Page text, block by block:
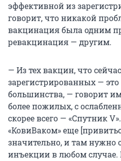
эффективной из
говорит, что никакой
вакцинация была одним
ревакцинация — другим.
— Из тех вакцин, что
зарегистрированных —
большинства, — говорит
более пожилых, с
скорее всего — «Спутник
«КовиВаком» еще
значительно, и там нужно
инъекции в любом